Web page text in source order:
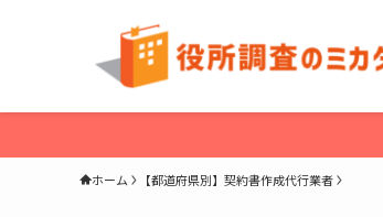
ホーム 【都道府県別】契約書作成代行業者